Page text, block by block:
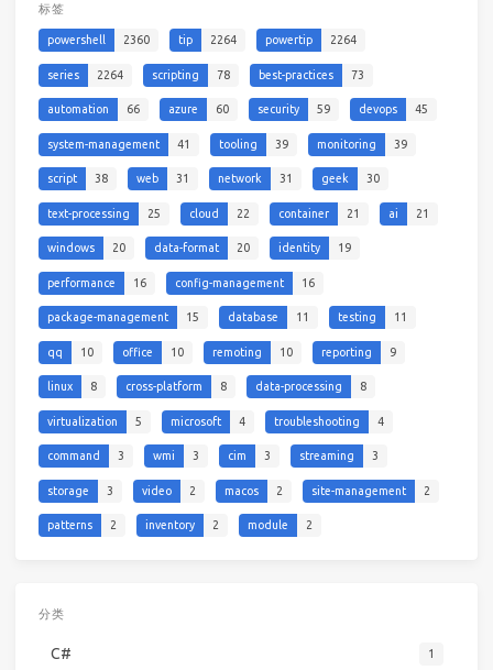
标签
powershell 2360 tip 2264 powertip 2264
series 2264 scripting 78 best-practices 73
automation 66 azure 60 security 59 devops 45
system-management 41 tooling 39 monitoring 39
script 38 web 31 network 31 geek 30
text-processing 25 cloud 22 container 21 ai 21
windows 20 data-format 20 identity 19
performance 16 config-management 16
package-management 15 database 11 testing 11
qq 10 office 10 remoting 10 reporting 9
linux 8 cross-platform 8 data-processing 8
virtualization 5 microsoft 4 troubleshooting 4
command 3 wmi 3 cim 3 streaming 3
storage 3 video 2 macos 2 site-management 2
patterns 2 inventory 2 module 2
分类
C# 1